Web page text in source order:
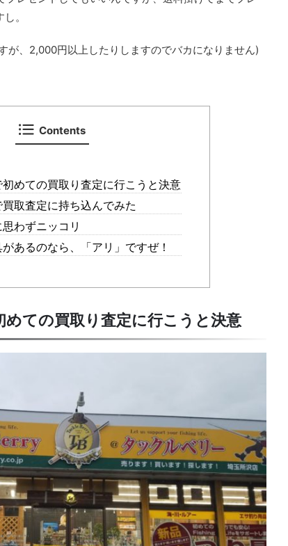
。
が、2,000円以上したりしますのでバカになりません)
Contents
めての買取り査定に行こうと決意
取査定に持ち込んでみた
わずニッコリ
あるのなら、「アリ」ですぜ！
ての買取り査定に行こうと決意